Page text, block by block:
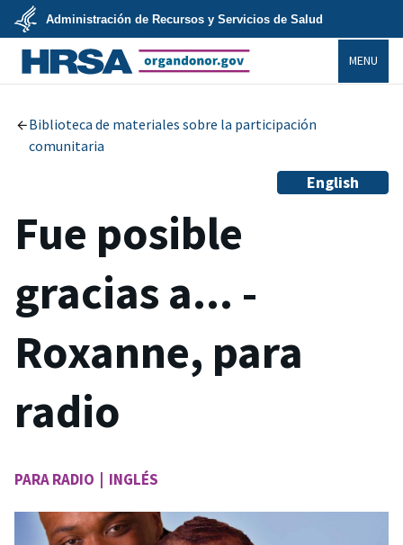
Skip
main
content
U.S.
Department
of
Health
Services
Administración de Recursos y Servicios de Salud
MENU
Biblioteca de materiales sobre la participación
comunitaria
English
Fue posible
gracias a... -
Roxanne, para
radio
PARA RADIO | INGLÉS
Image